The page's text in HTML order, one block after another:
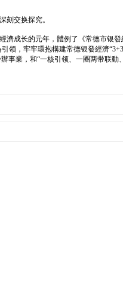
刻交换探究。
成长的元年，體例了《常德市银發
领，牢牢環抱構建常德银發經濟
事業，和“一核引领、一圈两带联動